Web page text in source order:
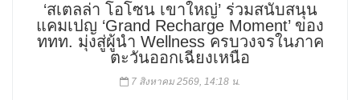
‘สเตลล่า โอโซน เขาใหญ่’ ร่วมสนับสนุน
แคมเปญ ‘Grand Recharge Moment’ ของ
ททท. มุ่งสู่ผู้นำ Wellness ครบวงจรในภาค
ตะวันออกเฉียงเหนือ
7 สิงหาคม 2569, 14:18 น.